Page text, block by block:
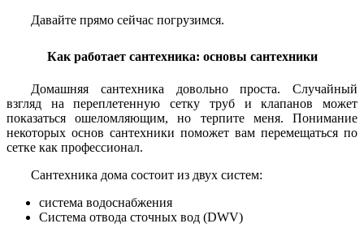
Давайте прямо сейчас погрузимся.
Как работает сантехника: основы сантехники
Домашняя сантехника довольно проста. Случайный
взгляд на переплетенную сетку труб и клапанов может
показаться ошеломляющим, но терпите меня. Понимание
некоторых основ сантехники поможет вам перемещаться по
сетке как профессионал.
Сантехника дома состоит из двух систем:
система водоснабжения
Система отвода сточных вод (DWV)